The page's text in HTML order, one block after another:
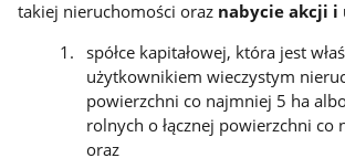
takiej nieruchomości oraz nabycie akcji i
spółce kapitałowej, która jest
użytkownikiem wieczystym
powierzchni co najmniej 5 ha
rolnych o łącznej powierzchni co
oraz